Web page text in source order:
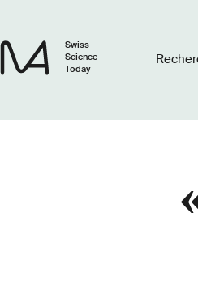
Swiss
Science
Today